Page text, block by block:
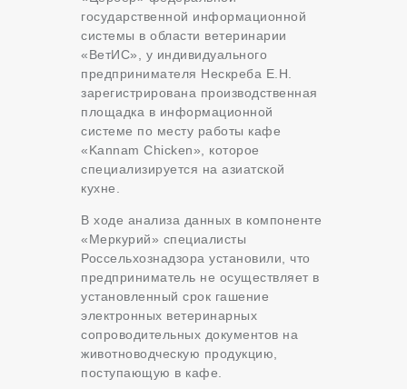
государственной информационной
системы в области ветеринарии
«ВетИС», у индивидуального
предпринимателя Нескреба Е.Н.
зарегистрирована производственная
площадка в информационной
системе по месту работы кафе
«Kannam Chicken», которое
специализируется на азиатской
кухне.
В ходе анализа данных в компоненте
«Меркурий» специалисты
Россельхознадзора установили, что
предприниматель не осуществляет в
установленный срок гашение
электронных ветеринарных
сопроводительных документов на
животноводческую продукцию,
поступающую в кафе.